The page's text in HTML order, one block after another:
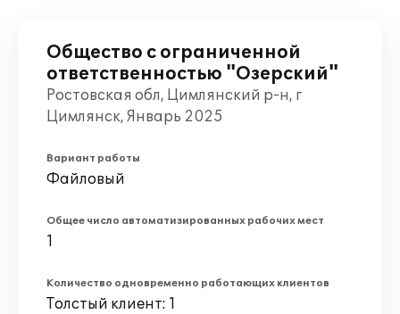
Общество с ограниченной
ответственностью "Озерский"
Ростовская обл, Цимлянский р-н, г
Цимлянск, Январь 2025
Вариант работы
Файловый
Общее число автоматизированных рабочих мест
1
Количество одновременно работающих клиентов
Толстый клиент: 1